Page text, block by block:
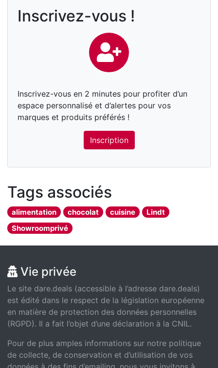
Inscrivez-vous !
Inscrivez-vous en 2 minutes pour profiter d’un
espace personnalisé et d’alertes pour vos
marques et produits préférés !
Inscription
Tags associés
alimentation chocolat cuisine
Lindt
Showroomprivé
Vie privée
Le site dare.deals (accessible à l’adresse dare.deals)
est édité dans le respect de la législation européenne
en matière de protection des données personnelles
(RGPD). Il a fait l’objet d’une déclaration à la CNIL.
Pour de plus amples informations sur notre politique
de collecte, de conservation et d’utilisation de vos